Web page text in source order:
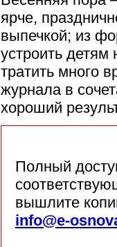
ярче,
выпечкой; из
устроить
тратить много
журнала в
хороший
Полный
вышлите
info@e-